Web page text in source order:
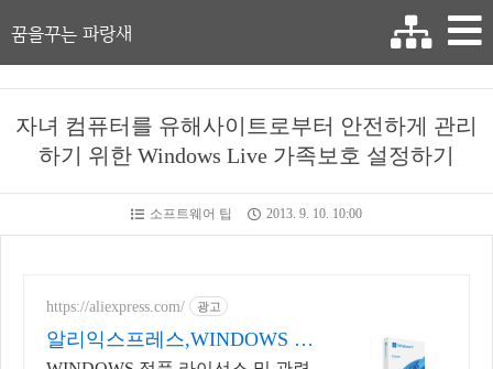
꿈을꾸는 파랑새
자녀 컴퓨터를 유해사이트로부터 안전하게 관리
하기 위한 Windows Live 가족보호 설정하기
소프트웨어 팁 2013. 9. 10. 10:00
https://aliexpress.com/ 광고
알리익스프레스,WINDOWS 내